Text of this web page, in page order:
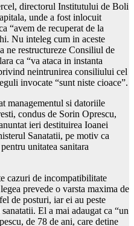
directorul Institutului de Boli
unde a fost inlocuit
“avem de recuperat de la
Nu inteleg cum in aceste
ne restructureze Consiliul de
ca “va ataca in instanta
neintrunirea consiliului cel
invocate “sunt niste cioace”.
managementul si datoriile
condus de Sorin Oprescu,
ieri destituirea Ioanei
Sanatatii, pe motiv ca
unitatea sanitara
cazuri de incompatibilitate
prevede o varsta maxima de
de posturi, iar ei au peste
El a mai adaugat ca “un
de 78 de ani, care detine